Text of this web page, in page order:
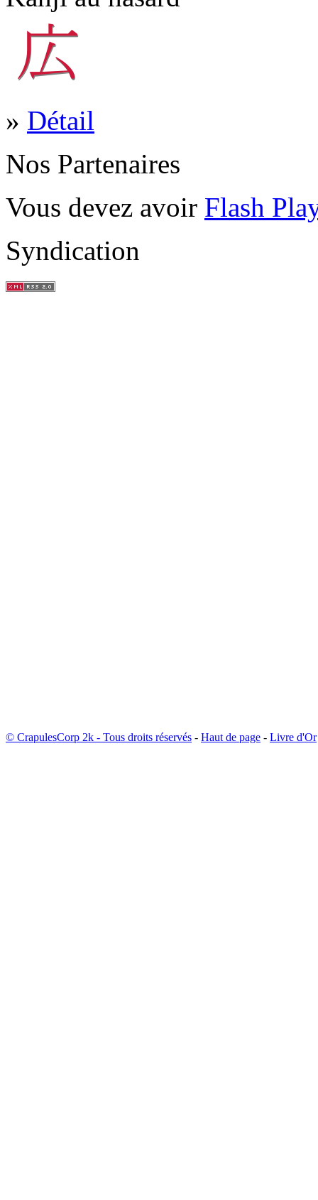
» Détail
Nos Partenaires
Vous devez avoir Flash
Syndication
© CrapulesCorp 2k - Tous droits réservés - Haut de page - Livre d'Or